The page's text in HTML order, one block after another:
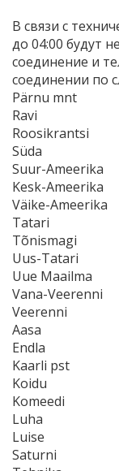
В связи с
до 04:00 будут
соединение и
соединении по
Pärnu mnt
Ravi
Roosikrantsi
Süda
Suur-Ameerika
Kesk-Ameerika
Väike-Ameerika
Tatari
Tõnismagi
Uus-Tatari
Uue Maailma
Vana-Veerenni
Veerenni
Aasa
Endla
Kaarli pst
Koidu
Komeedi
Luha
Luise
Saturni